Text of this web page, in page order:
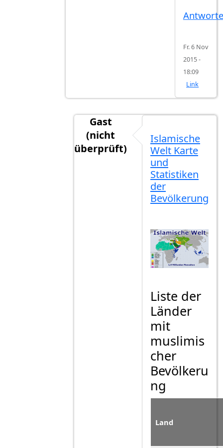
Fr. 6 Nov
2015 -
18:09
Link
Gast
(nicht
überprüft)
Da liegt ihr alle falsch.
Islamische
Welt Karte
und
Statistiken
der
Bevölkerung
Liste der
Länder
mit
muslimis
cher
Bevölkeru
ng
Land